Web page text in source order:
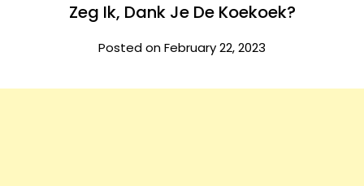
Zeg Ik, Dank Je De Koekoek?
Posted on February 22, 2023